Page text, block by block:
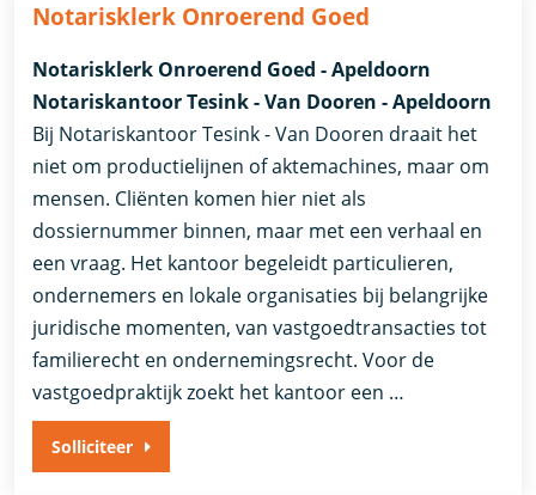
Notarisklerk Onroerend Goed
Notarisklerk Onroerend Goed - Apeldoorn
Notariskantoor Tesink - Van Dooren - Apeldoorn
Bij Notariskantoor Tesink - Van Dooren draait het
niet om productielijnen of aktemachines, maar om
mensen. Cliënten komen hier niet als
dossiernummer binnen, maar met een verhaal en
een vraag. Het kantoor begeleidt particulieren,
ondernemers en lokale organisaties bij belangrijke
juridische momenten, van vastgoedtransacties tot
familierecht en ondernemingsrecht. Voor de
vastgoedpraktijk zoekt het kantoor een …
Solliciteer